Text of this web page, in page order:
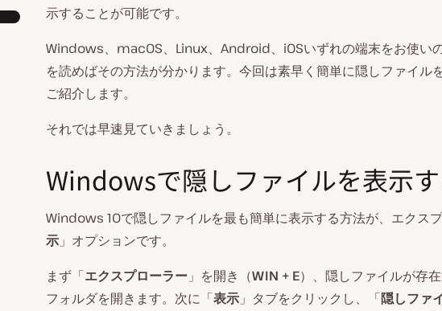
示することが可能です。
Windows、macOS、Linux、Android、iOSいずれの端末をお使い
を読めばその方法が分かります。今回は素早く簡単に隠しファイル
ご紹介します。
それでは早速見ていきましょう。
Windowsで隠しファイルを表示
Windows 10で隠しファイルを最も簡単に表示する方法が、エクス
示 」オプションです。
まず「エクスプローラー 」を開き（WIN + E）、隠しファイルが存
フォルダを開きます。次に「表示 」タブをクリックし、「隠しファ